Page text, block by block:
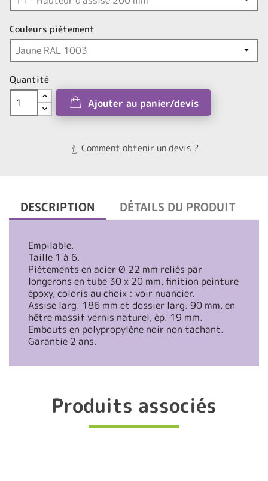
Couleurs piètement
Quantité
Ajouter au panier/devis
Comment obtenir un devis ?
DESCRIPTION DÉTAILS DU PRODUIT
Empilable.
Taille 1 à 6.
Piètements en acier Ø 22 mm reliés par
longerons en tube 30 x 20 mm, finition peinture
époxy, coloris au choix : voir nuancier.
Assise larg. 186 mm et dossier larg. 90 mm, en
hêtre massif vernis naturel, ép. 19 mm.
Embouts en polypropylène noir non tachant.
Garantie 2 ans.
Produits associés